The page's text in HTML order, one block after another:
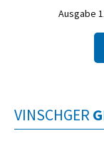
Ausgabe
VINSCHGER